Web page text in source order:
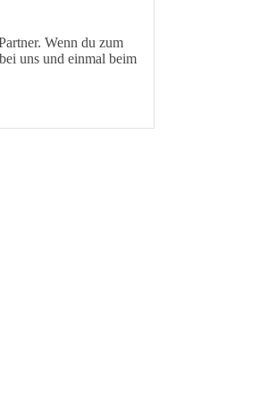
Wenn du zum
uns und einmal beim